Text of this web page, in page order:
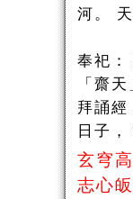
河。
奉祀：
「齋
拜誦
日子
玄穹
志心